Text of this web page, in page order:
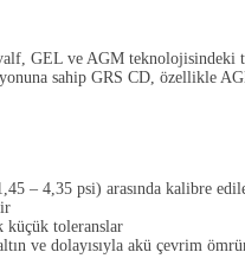
GEL ve AGM teknolojisindeki
sahip GRS CD, özellikle
– 4,35 psi) arasında kalibre
küçük toleranslar
ve dolayısıyla akü çevrim